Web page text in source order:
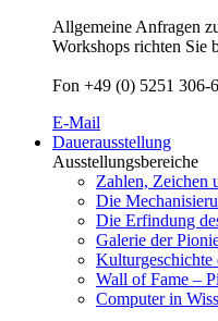
Allgemeine Anfragen
Workshops richten Sie
Fon +49 (0) 5251 306-
E-Mail
Dauerausstellung
Ausstellungsbereiche
Zahlen, Zeichen
Die
Die Erfindung
Galerie der
Kulturgeschichte
Wall of Fame –
Computer in